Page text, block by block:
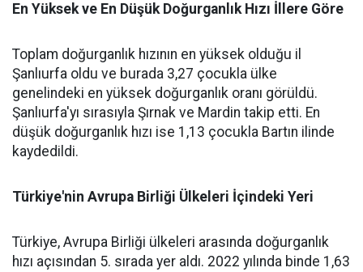
En Yüksek ve En Düşük Doğurganlık Hızı İllere Göre
Toplam doğurganlık hızının en yüksek olduğu il
Şanlıurfa oldu ve burada 3,27 çocukla ülke
genelindeki en yüksek doğurganlık oranı görüldü.
Şanlıurfa'yı sırasıyla Şırnak ve Mardin takip etti. En
düşük doğurganlık hızı ise 1,13 çocukla Bartın ilinde
kaydedildi.
Türkiye'nin Avrupa Birliği Ülkeleri İçindeki Yeri
Türkiye, Avrupa Birliği ülkeleri arasında doğurganlık
hızı açısından 5. sırada yer aldı. 2022 yılında binde 1,63